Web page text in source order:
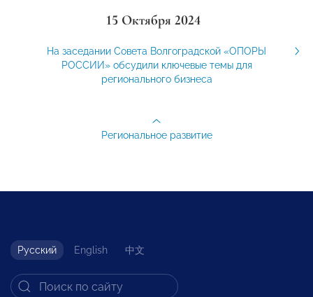
15 Октября 2024
На заседании Совета Волгоградской «ОПОРЫ
РОССИИ» обсудили ключевые темы для
регионального бизнеса
Региональное развитие
Русский English 中文